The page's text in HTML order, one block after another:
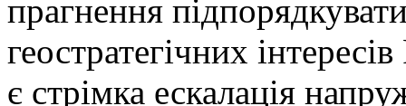
прагнення
геостратегічних
є стрімка ескалація